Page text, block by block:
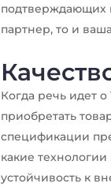
подтверждающих
партнер, то и
Когда речь идет
приобретать
спецификации
какие
устойчивость к